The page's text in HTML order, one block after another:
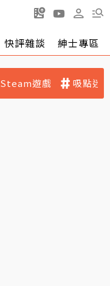
快評雜談 紳士專區
Steam遊戲 吸點迷